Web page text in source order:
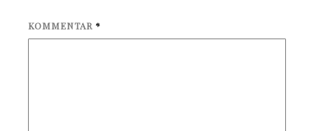
KOMMENTAR *